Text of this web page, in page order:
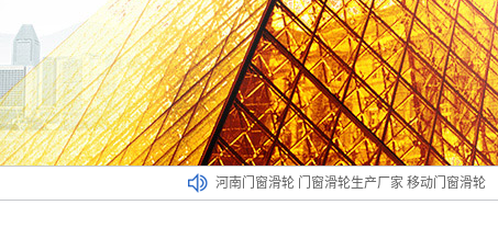
河南门窗滑轮 门窗滑轮生产厂家 移动门窗滑轮